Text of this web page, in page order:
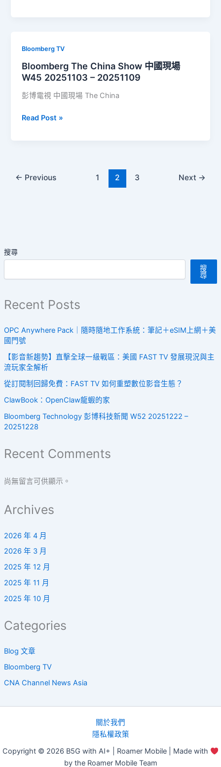
搜尋
搜
尋
Recent Posts
OPC Anywhere Pack｜隨時隨地工作系統：筆記＋eSIM上網＋美
國門號
【影音新趨勢】直擊全球一級戰區：美國 FAST TV 發展現況與主
流玩家全解析
從訂閱制回歸免費：FAST TV 如何重塑數位影音生態？
ClawBook：OpenClaw龍蝦的家
Bloomberg Technology 彭博科技新聞 W52 20251222 –
20251228
Recent Comments
尚無留言可供顯示。
Archives
2026 年 4 月
2026 年 3 月
2025 年 12 月
2025 年 11 月
2025 年 10 月
Categories
Blog 文章
Bloomberg TV
CNA Channel News Asia
夜
東
亞
20251103
–
Bloomberg TV
Bloomberg The China Show 中國現場
W45 20251103 – 20251109
彭博電視 中國現場 The China
Bloomberg
國
Read Post »
← Previous 1 2 3 Next →
關於我們
隱私權政策
Copyright © 2026 B5G with AI+ | Roamer Mobile | Made with
by the Roamer Mobile Team